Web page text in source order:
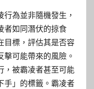
為並非隨機發生，
者如同潛伏的掠食
目標，評估其是否容
可能帶來的風險。
，被霸凌者甚至可能
手」的標籤。霸凌者